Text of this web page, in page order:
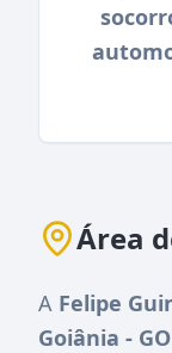
Área
A Felipe
Goiânia - GO